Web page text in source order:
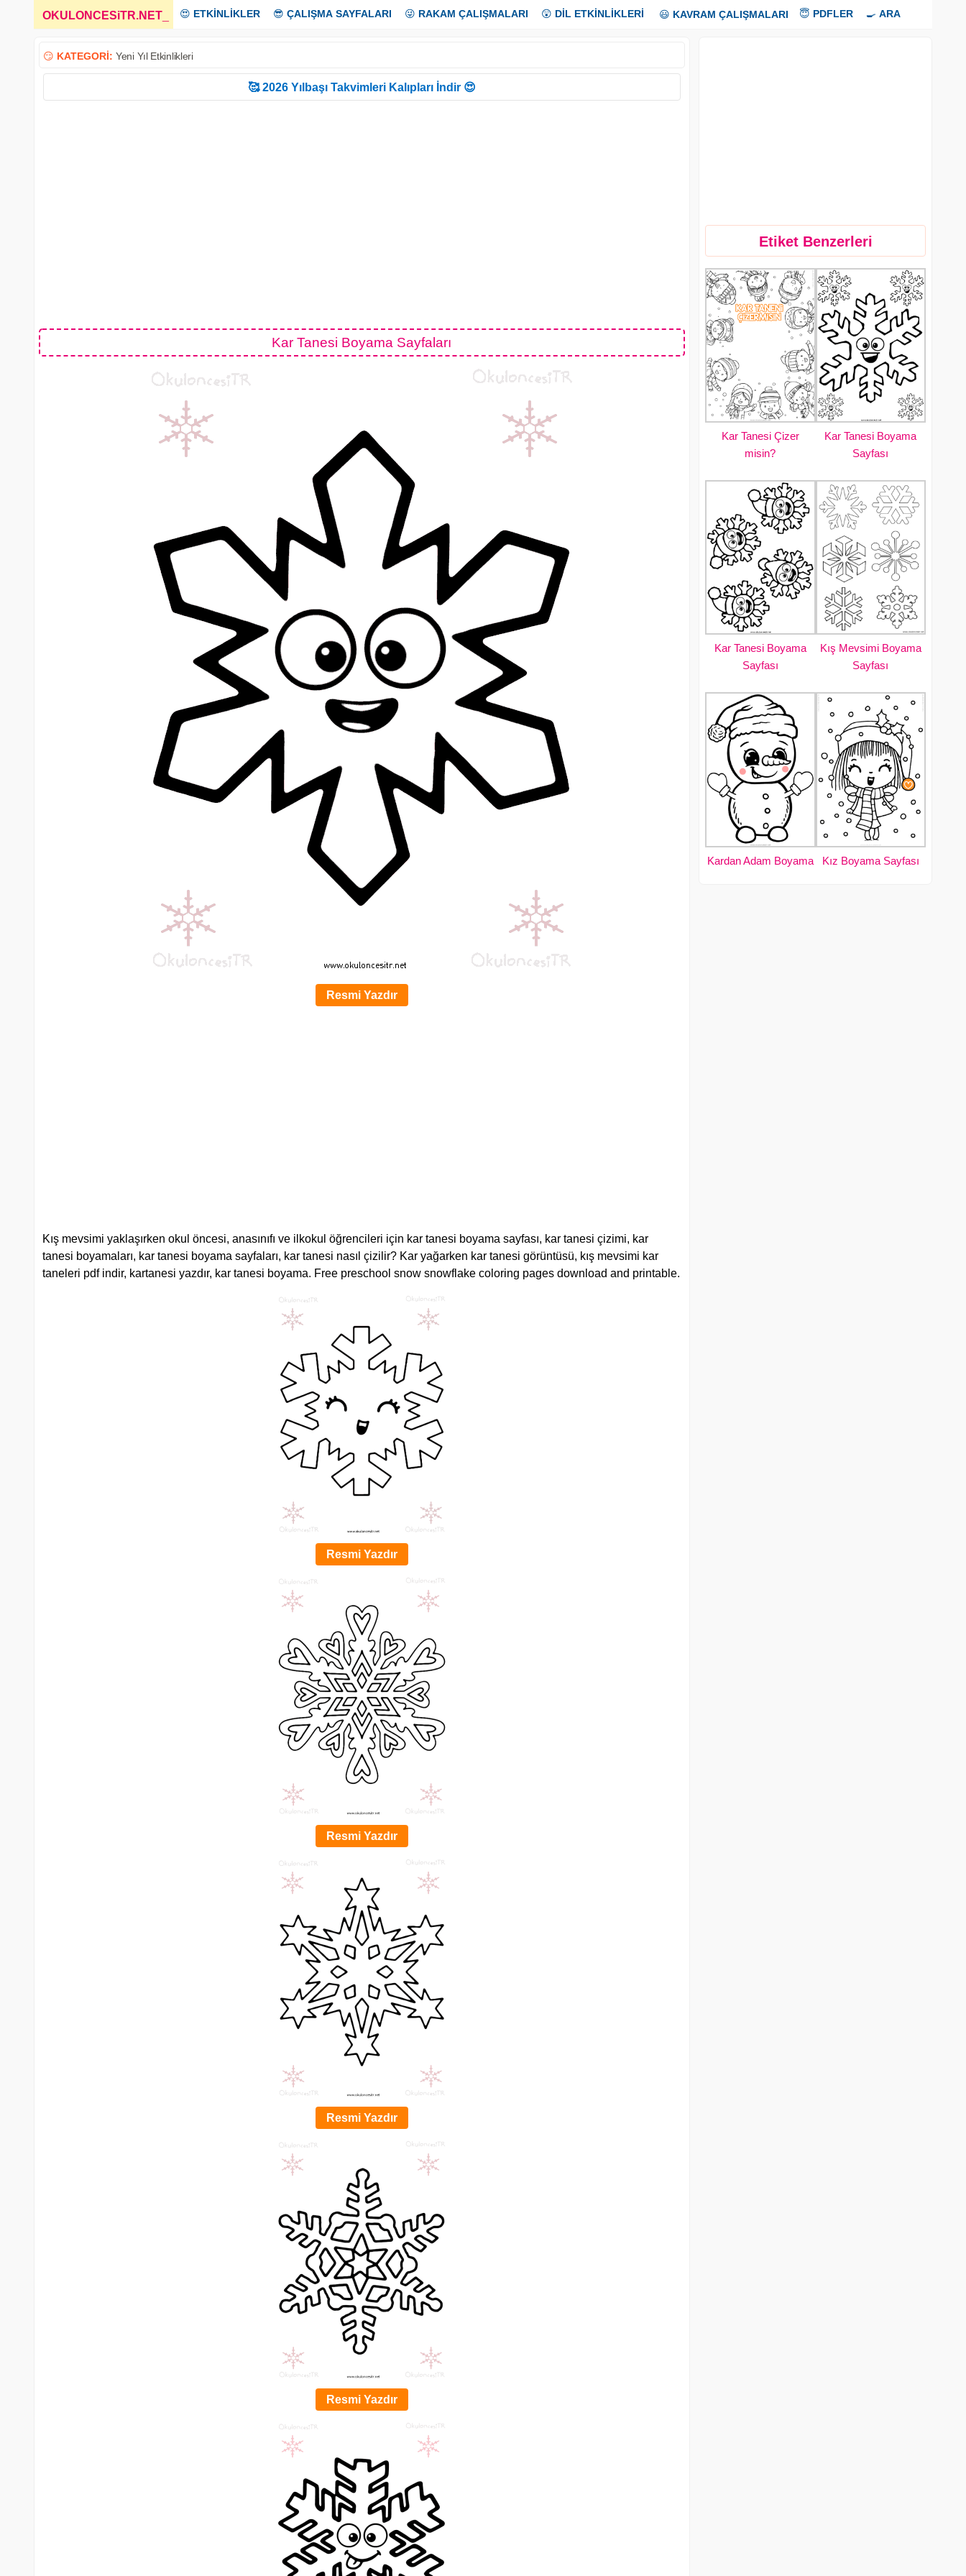
OKULONCESiTR.NET 😍 ETKİNLİKLER 😎 ÇALIŞMA SAYFALARI 😜 RAKAM ÇALIŞMALARI 😲 DİL ETKİNLİKLERİ 😃 KAVRAM ÇALIŞMALARI 😇 PDFLER 🍳 ARA
😏 KATEGORİ: Yeni Yıl Etkinlikleri
🥰 2026 Yılbaşı Takvimleri Kalıpları İndir 😍
Kar Tanesi Boyama Sayfaları
Resmi Yazdır
Kış mevsimi yaklaşırken okul öncesi, anasınıfı ve ilkokul öğrencileri için kar tanesi boyama sayfası, kar tanesi çizimi, kar
tanesi boyamaları, kar tanesi boyama sayfaları, kar tanesi nasıl çizilir? Kar yağarken kar tanesi görüntüsü, kış mevsimi kar
taneleri pdf indir, kartanesi yazdır, kar tanesi boyama. Free preschool snow snowflake coloring pages download and printable.
Resmi Yazdır
Resmi Yazdır
Resmi Yazdır
Resmi Yazdır
Etiket Benzerleri
Kar Tanesi Çizer
misin?
Kar Tanesi Boyama
Sayfası
Kar Tanesi Boyama
Sayfası
Kış Mevsimi Boyama
Sayfası
Kardan Adam Boyama Kız Boyama Sayfası